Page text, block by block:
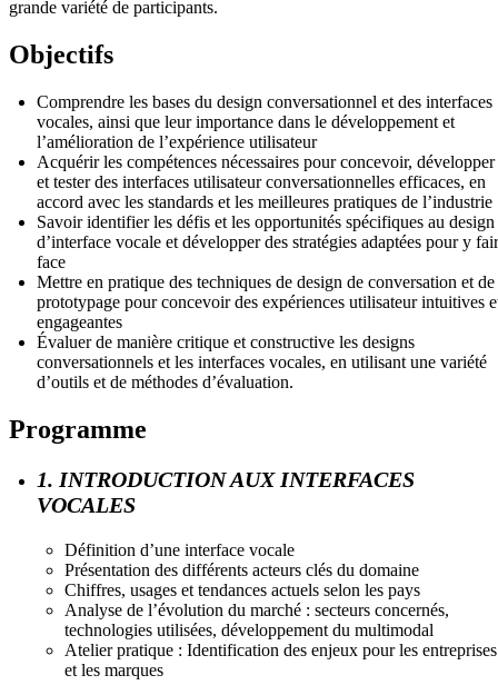
grande variété de participants.
Objectifs
Comprendre les bases du design conversationnel et des interfaces
vocales, ainsi que leur importance dans le développement et
l’amélioration de l’expérience utilisateur
Acquérir les compétences nécessaires pour concevoir, développer
et tester des interfaces utilisateur conversationnelles efficaces, en
accord avec les standards et les meilleures pratiques de l’industrie
Savoir identifier les défis et les opportunités spécifiques au design
d’interface vocale et développer des stratégies adaptées pour y
face
Mettre en pratique des techniques de design de conversation et de
prototypage pour concevoir des expériences utilisateur intuitives
engageantes
Évaluer de manière critique et constructive les designs
conversationnels et les interfaces vocales, en utilisant une variété
d’outils et de méthodes d’évaluation.
Programme
1. INTRODUCTION AUX INTERFACES
VOCALES
Définition d’une interface vocale
Présentation des différents acteurs clés du domaine
Chiffres, usages et tendances actuels selon les pays
Analyse de l’évolution du marché : secteurs concernés,
technologies utilisées, développement du multimodal
Atelier pratique : Identification des enjeux pour les entreprises
et les marques